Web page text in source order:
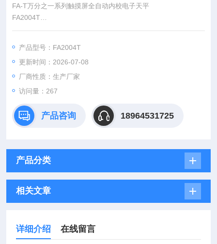
FA-T万分之一系列触摸屏全自动内校电子天平
FA2004T
内校砝码标定功能:无需打开壳直接进行内部砝码的周期检定和校
*四级防震 *称量速度可调 *显示方式可调 *动态温度补偿 *全程范
围去皮
*自动零位跟踪可调 *自动故障诊断 *过载保护 *超载报警功能
产品型号：FA2004T
更新时间：2026-07-08
厂商性质：生产厂家
访问量：267
产品咨询 18964531725
产品分类
相关文章
详细介绍 在线留言